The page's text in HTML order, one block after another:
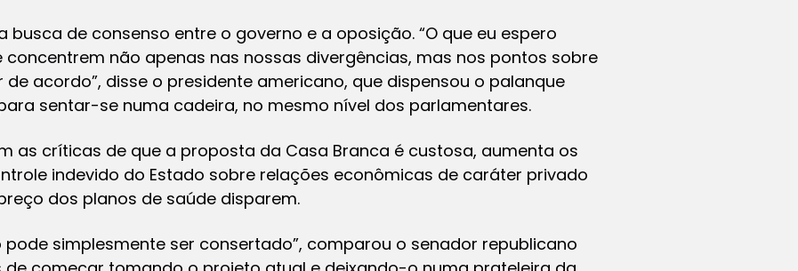
busca de consenso entre o governo e a oposição. “O que eu espero
concentrem não apenas nas nossas divergências, mas nos pontos sobre
acordo”, disse o presidente americano, que dispensou o palanque
sentar-se numa cadeira, no mesmo nível dos parlamentares.
as críticas de que a proposta da Casa Branca é custosa, aumenta os
indevido do Estado sobre relações econômicas de caráter privado
dos planos de saúde disparem.
pode simplesmente ser consertado”, comparou o senador republicano